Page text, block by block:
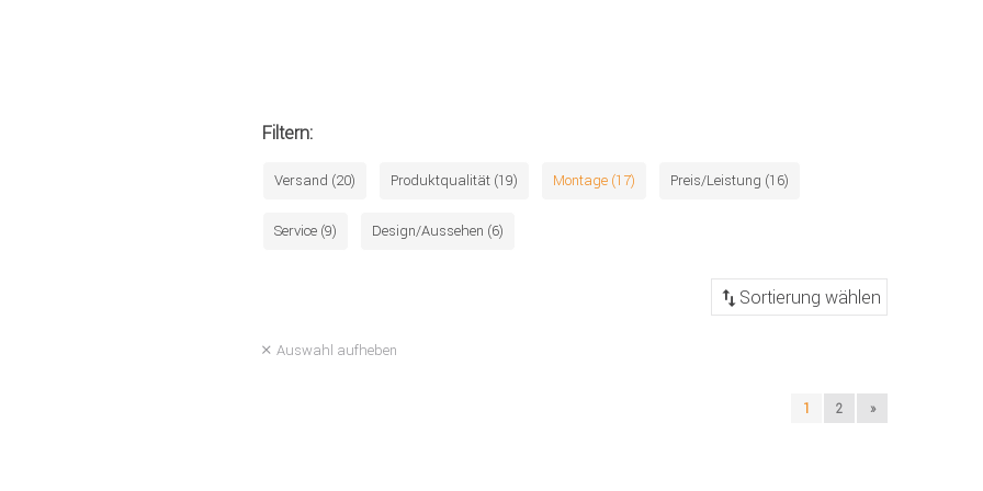
Filtern:
Versand (20) Produktqualität (19) Montage (17) Preis/Leistung (16)
Service (9) Design/Aussehen (6)
Auswahl aufheben
1 2 »